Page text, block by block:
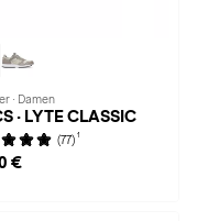
· Damen
· LYTE CLASSIC
(77) 1
€